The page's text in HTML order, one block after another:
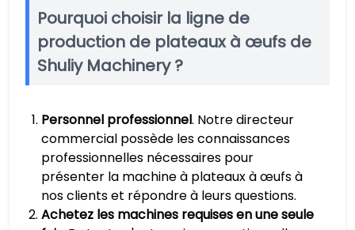
Pourquoi choisir la ligne de
production de plateaux à œufs de
Shuliy Machinery ?
Personnel professionnel. Notre directeur
commercial possède les connaissances
professionnelles nécessaires pour
présenter la machine à plateaux à œufs à
nos clients et répondre à leurs questions.
Achetez les machines requises en une seule